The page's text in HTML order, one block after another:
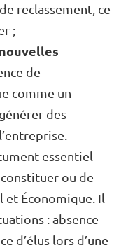
reclassement, ce
;
de
comme un
des
essentiel
ou de
Économique. Il
: absence
d’élus lors d’une